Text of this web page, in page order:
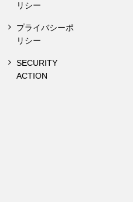
リシー
プライバシーポ
リシー
SECURITY
ACTION